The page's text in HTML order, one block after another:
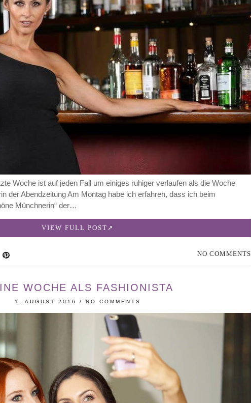
Woche ist auf jeden Fall um einiges ruhiger verlaufen als die Woche
der Abendzeitung Am Montag habe ich erfahren, dass ich beim
Münchnerin“ der…
VIEW FULL POST
NO COMMENTS
WOCHE ALS FASHIONISTA
1. AUGUST 2016 / NO COMMENTS